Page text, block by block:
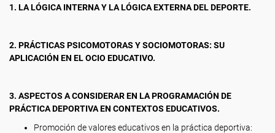
1. LA LÓGICA INTERNA Y LA LÓGICA EXTERNA DEL DEPORTE.
2. PRÁCTICAS PSICOMOTORAS Y SOCIOMOTORAS: SU
APLICACIÓN EN EL OCIO EDUCATIVO.
3. ASPECTOS A CONSIDERAR EN LA PROGRAMACIÓN DE
PRÁCTICA DEPORTIVA EN CONTEXTOS EDUCATIVOS.
Promoción de valores educativos en la práctica deportiva: